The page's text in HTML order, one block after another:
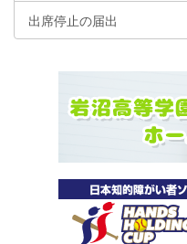
出席停止の届出